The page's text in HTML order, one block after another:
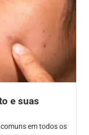
e suas
em todos os